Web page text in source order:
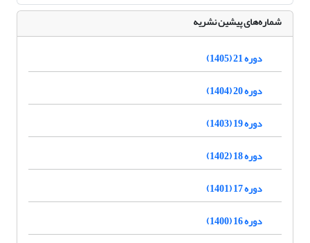
شماره‌های پیشین نشریه
دوره 21 (1405)
دوره 20 (1404)
دوره 19 (1403)
دوره 18 (1402)
دوره 17 (1401)
دوره 16 (1400)